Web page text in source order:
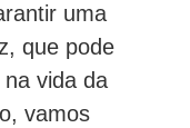
uma
que pode
vida da
vamos